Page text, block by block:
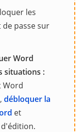
les
passe sur
Word
situations :
Word
débloquer la
et